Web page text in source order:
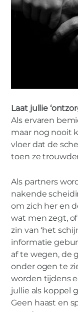
Laat jullie
Als ervaren
maar nog nooit
vloer dat de
toen ze
Als partners
nakende
om zich her en
wat men zegt,
zin van ‘het
informatie
af te wegen, de
onder ogen te
worden tijdens
jullie als koppel
Geen haast en